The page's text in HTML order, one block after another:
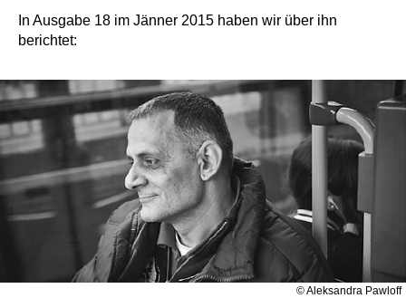
In Ausgabe 18 im Jänner 2015 haben wir über ihn
berichtet:
© Aleksandra Pawloff